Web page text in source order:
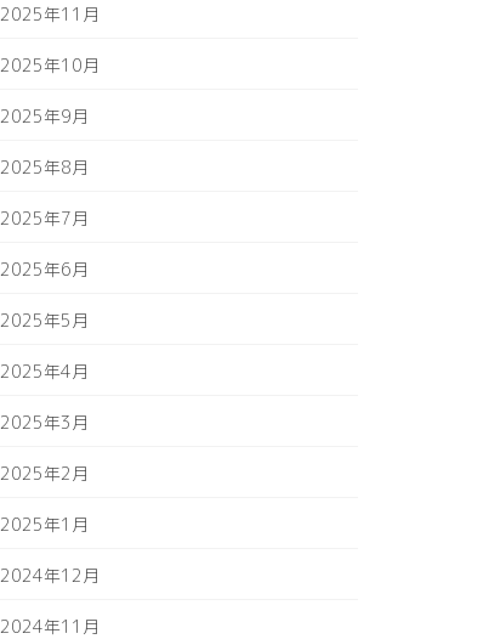
2025年11月
2025年10月
2025年9月
2025年8月
2025年7月
2025年6月
2025年5月
2025年4月
2025年3月
2025年2月
2025年1月
2024年12月
2024年11月